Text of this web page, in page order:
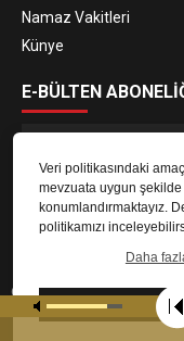
Veri politikasındaki
mevzuata uygun
konumlandırmaktayız.
politikamızı
Daha
Tamam
Namaz Vakitleri
Künye
E-BÜLTEN
E-Bülten aboneliği ile
© 2023Gaziantep